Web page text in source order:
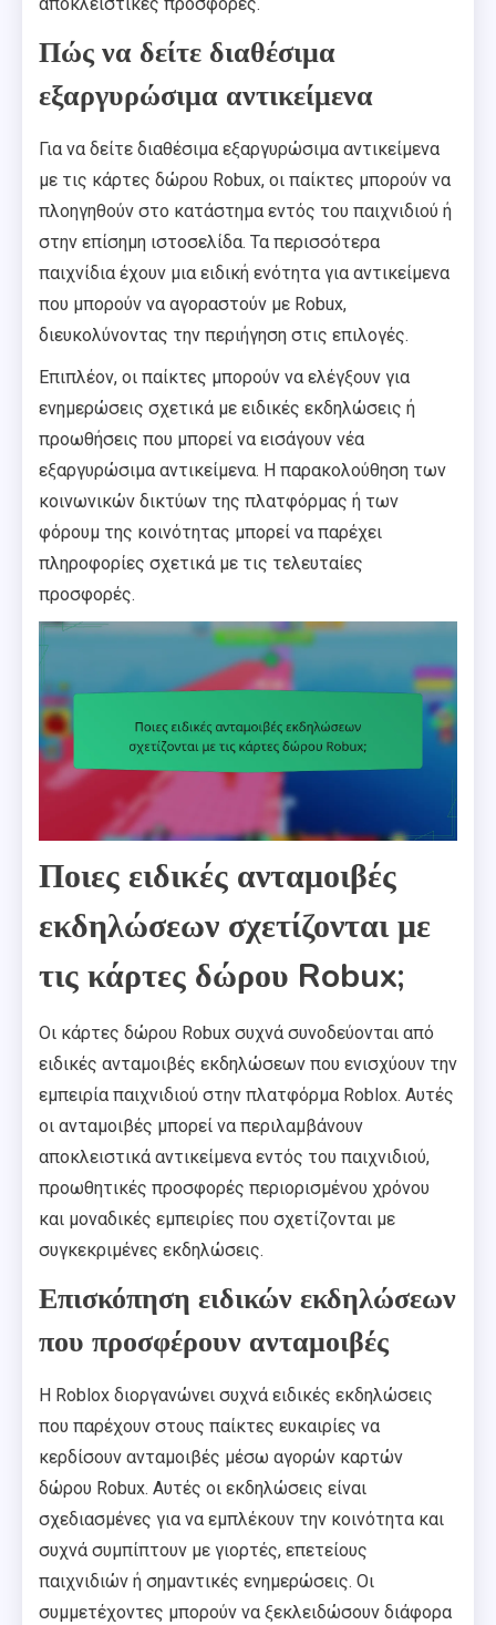
Πώς να δείτε διαθέσιμα
εξαργυρώσιμα αντικείμενα
Για να δείτε διαθέσιμα εξαργυρώσιμα αντικείμενα
με τις κάρτες δώρου Robux, οι παίκτες μπορούν να
πλοηγηθούν στο κατάστημα εντός του παιχνιδιού ή
στην επίσημη ιστοσελίδα. Τα περισσότερα
παιχνίδια έχουν μια ειδική ενότητα για αντικείμενα
που μπορούν να αγοραστούν με Robux,
διευκολύνοντας την περιήγηση στις επιλογές.
Επιπλέον, οι παίκτες μπορούν να ελέγξουν για
ενημερώσεις σχετικά με ειδικές εκδηλώσεις ή
προωθήσεις που μπορεί να εισάγουν νέα
εξαργυρώσιμα αντικείμενα. Η παρακολούθηση των
κοινωνικών δικτύων της πλατφόρμας ή των
φόρουμ της κοινότητας μπορεί να παρέχει
πληροφορίες σχετικά με τις τελευταίες
προσφορές.
Ποιες ειδικές ανταμοιβές
εκδηλώσεων σχετίζονται με
τις κάρτες δώρου Robux;
Οι κάρτες δώρου Robux συχνά συνοδεύονται από
ειδικές ανταμοιβές εκδηλώσεων που ενισχύουν την
εμπειρία παιχνιδιού στην πλατφόρμα Roblox. Αυτές
οι ανταμοιβές μπορεί να περιλαμβάνουν
αποκλειστικά αντικείμενα εντός του παιχνιδιού,
προωθητικές προσφορές περιορισμένου χρόνου
και μοναδικές εμπειρίες που σχετίζονται με
συγκεκριμένες εκδηλώσεις.
Επισκόπηση ειδικών εκδηλώσεων
που προσφέρουν ανταμοιβές
Η Roblox διοργανώνει συχνά ειδικές εκδηλώσεις
που παρέχουν στους παίκτες ευκαιρίες να
κερδίσουν ανταμοιβές μέσω αγορών καρτών
δώρου Robux. Αυτές οι εκδηλώσεις είναι
σχεδιασμένες για να εμπλέκουν την κοινότητα και
συχνά συμπίπτουν με γιορτές, επετείους
παιχνιδιών ή σημαντικές ενημερώσεις. Οι
συμμετέχοντες μπορούν να ξεκλειδώσουν διάφορα